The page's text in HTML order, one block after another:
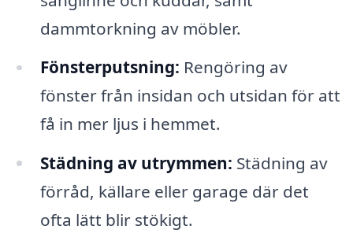
dammtorkning av möbler.
Fönsterputsning: Rengöring av
fönster från insidan och utsidan för att
få in mer ljus i hemmet.
Städning av utrymmen: Städning av
förråd, källare eller garage där det
ofta lätt blir stökigt.